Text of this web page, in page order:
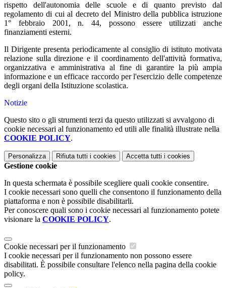
rispetto dell'autonomia delle scuole e di quanto previsto dal
regolamento di cui al decreto del Ministro della pubblica istruzione
1° febbraio 2001, n. 44, possono essere utilizzati anche
finanziamenti esterni.
Il Dirigente presenta periodicamente al consiglio di istituto motivata
relazione sulla direzione e il coordinamento dell'attività formativa,
organizzativa e amministrativa al fine di garantire la più ampia
informazione e un efficace raccordo per l'esercizio delle competenze
degli organi della Istituzione scolastica.
Notizie
Questo sito o gli strumenti terzi da questo utilizzati si avvalgono di
cookie necessari al funzionamento ed utili alle finalità illustrate nella
COOKIE POLICY.
Personalizza Rifiuta tutti i cookies Accetta tutti i cookies
Gestione cookie
In questa schermata è possibile scegliere quali cookie consentire.
I cookie necessari sono quelli che consentono il funzionamento della
piattaforma e non è possibile disabilitarli.
Per conoscere quali sono i cookie necessari al funzionamento potete
visionare la COOKIE POLICY.
Cookie necessari per il funzionamento
I cookie necessari per il funzionamento non possono essere
disabilitati. È possibile consultare l'elenco nella pagina della cookie
policy.